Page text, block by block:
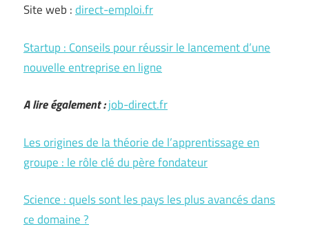
Site web :direct-emploi.fr
Startup : Conseils pour réussir le lancement d’une
nouvelle entreprise en ligne
A lire également :job-direct.fr
Les origines de la théorie de l’apprentissage en
groupe : le rôle clé du père fondateur
Science : quels sont les pays les plus avancés dans
ce domaine ?